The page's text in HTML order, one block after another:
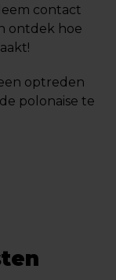
contact
ontdek hoe
optreden
polonaise te